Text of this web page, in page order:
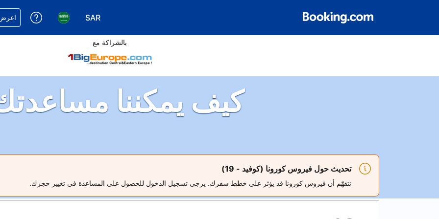
SAR
اختر عملتك. عملتك الحالية
اختر لغتك. لغتك
احصل
بالشراكة مع
كيف يمكننا
تحديث حول فيروس كورونا (كوفيد - 19)
نتفهّم أن فيروس كورونا قد يؤثر على خطط سفرك. يرجى تسجيل الدخول للحصول على المساعدة في تغيير حجزك.